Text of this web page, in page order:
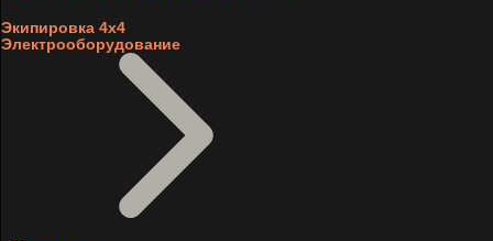
Экипировка 4х4
Электрооборудование